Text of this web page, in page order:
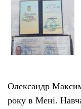
Олександр
року в Мені.